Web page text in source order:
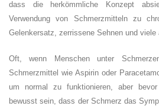
dass die herkömmliche Konzept
Verwendung von Schmerzmitteln zu
Gelenkersatz, zerrissene Sehnen und viele
Oft, wenn Menschen unter
Schmerzmittel wie Aspirin oder
um normal zu funktionieren, aber
bewusst sein, dass der Schmerz das